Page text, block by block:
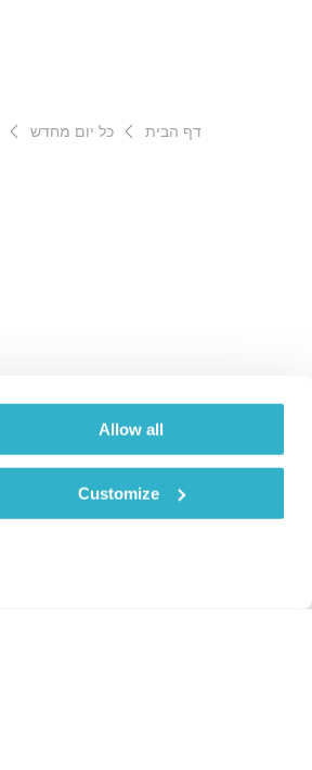
Allow all
Customize
דף הבית כל יום מחדש